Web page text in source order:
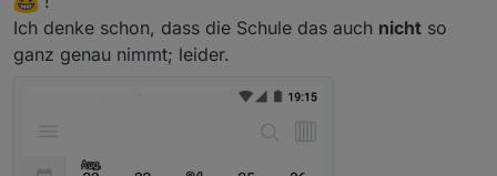
Ich denke schon, dass die Schule das auch nicht so
ganz genau nimmt; leider.